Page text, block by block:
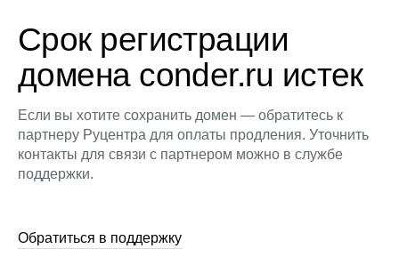
Срок регистрации
домена conder.ru истек
Если вы хотите сохранить домен — обратитесь к
партнеру Руцентра для оплаты продления. Уточнить
контакты для связи с партнером можно в службе
поддержки.
Обратиться в поддержку